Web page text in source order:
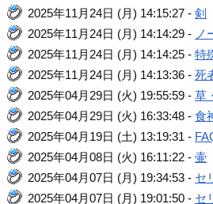
2025年11月24日 (月) 14:15:27 -剣
2025年11月24日 (月) 14:14:29 - ノ
2025年11月24日 (月) 14:14:25 -特
2025年11月24日 (月) 14:13:36 -死
2025年04月29日 (火) 19:55:59 -草
2025年04月29日 (火) 16:33:48 -食
2025年04月19日 (土) 13:19:31 -
2025年04月08日 (火) 16:11:22 -壷
2025年04月07日 (月) 19:34:53 - セ
2025年04月07日 (月) 19:01:50 - セ